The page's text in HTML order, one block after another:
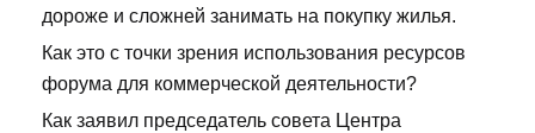
дороже и сложней занимать на покупку жилья.
Как это с точки зрения использования ресурсов
форума для коммерческой деятельности?
Как заявил председатель совета Центра